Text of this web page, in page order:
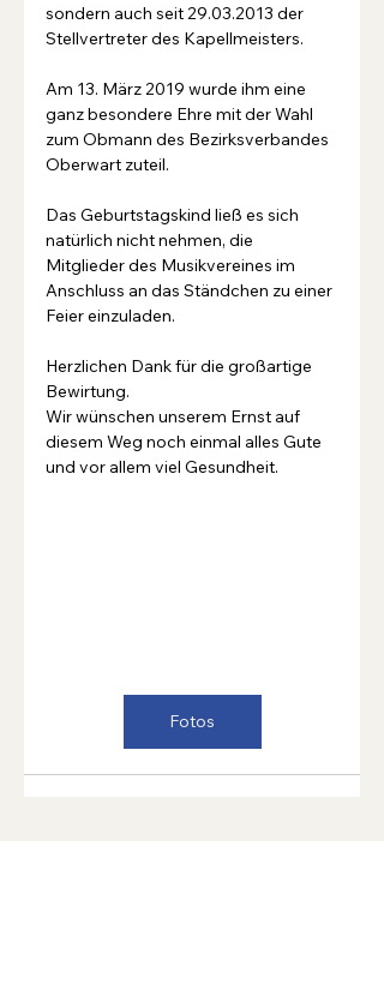
sondern auch seit 29.03.2013 der
Stellvertreter des Kapellmeisters.
Am 13. März 2019 wurde ihm eine
ganz besondere Ehre mit der Wahl
zum Obmann des Bezirksverbandes
Oberwart zuteil.
Das Geburtstagskind ließ es sich
natürlich nicht nehmen, die
Mitglieder des Musikvereines im
Anschluss an das Ständchen zu einer
Feier einzuladen.
Herzlichen Dank für die großartige
Bewirtung.
Wir wünschen unserem Ernst auf
diesem Weg noch einmal alles Gute
und vor allem viel Gesundheit.
Fotos